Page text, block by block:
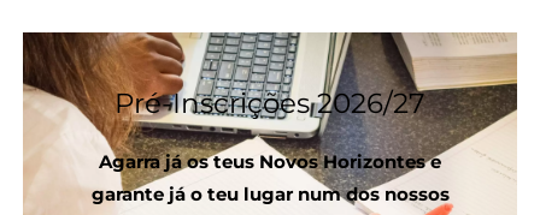
Pré-Inscrições 2026/27
Agarra já os teus Novos Horizontes e
garante já o teu lugar num dos nossos